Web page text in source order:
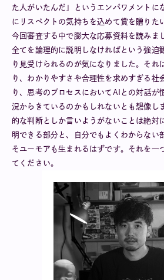
た人がいたんだ」というエンパワメントに
にリスペクトの気持ちを込めて賞を贈りた
今回審査する中で膨大な応募資料を読みま
全てを論理的に説明しなければという強迫
り見受けられるのが気になりました。それ
り、わかりやすさや合理性を求めすぎる社
り、思考のプロセスにおいてAIとの対話が
況からきているのかもしれないとも想像し
的な判断としか言いようがないことは絶対
明できる部分と、自分でもよくわからない
そユーモアも生まれるはずです。それを一
てください。